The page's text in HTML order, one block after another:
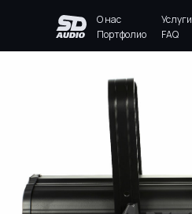
Услуги
О нас
Портфолио
FAQ